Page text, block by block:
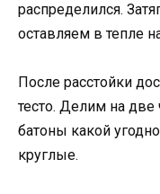
распределился.
оставляем в тепле
После расстойки
тесто. Делим на
батоны какой
круглые.